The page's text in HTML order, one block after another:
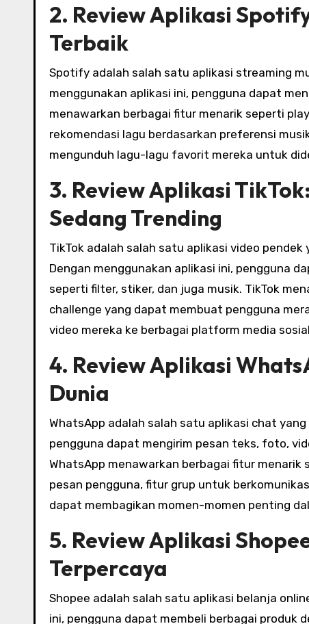
2. Review Aplikasi
Terbaik
Spotify adalah salah satu aplikasi streaming
menggunakan aplikasi ini, pengguna dapat
menawarkan berbagai fitur menarik seperti
rekomendasi lagu berdasarkan preferensi
mengunduh lagu-lagu favorit mereka untuk
3. Review Aplikasi
Sedang Trending
TikTok adalah salah satu aplikasi video
Dengan menggunakan aplikasi ini, pengguna
seperti filter, stiker, dan juga musik. TikTok
challenge yang dapat membuat pengguna
video mereka ke berbagai platform media
4. Review Aplikasi
Dunia
WhatsApp adalah salah satu aplikasi chat
pengguna dapat mengirim pesan teks, foto,
WhatsApp menawarkan berbagai fitur
pesan pengguna, fitur grup untuk
dapat membagikan momen-momen penting
5. Review Aplikasi
Terpercaya
Shopee adalah salah satu aplikasi belanja
ini, pengguna dapat membeli berbagai produk